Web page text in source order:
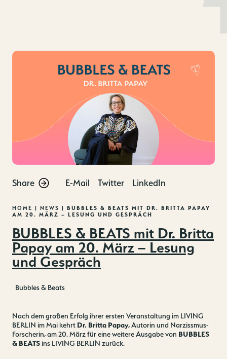
Zum
Share E-Mail Twitter LinkedIn
HOME | NEWS | BUBBLES & BEATS MIT DR. BRITTA PAPAY
AM 20. MÄRZ – LESUNG UND GESPRÄCH
BUBBLES & BEATS mit Dr. Britta
Papay am 20. März – Lesung
und Gespräch
Bubbles & Beats
Nach dem großen Erfolg ihrer ersten Veranstaltung im LIVING
BERLIN im Mai kehrt Dr. Britta Papay, Autorin und Narzissmus-
Forscherin, am 20. März für eine weitere Ausgabe von BUBBLES
& BEATS ins LIVING BERLIN zurück.